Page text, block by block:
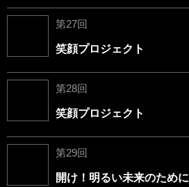
第27回
笑顔プロジェクト
第28回
笑顔プロジェクト
第29回
開け！明るい未来のため